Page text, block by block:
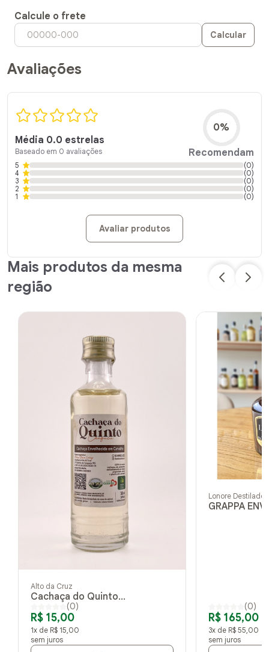
Calcule o frete
Calcular
Avaliações
Média 0.0 estrelas
Baseado em 0 avaliações
0%
Recomendam
5
(0)
4
(0)
3
(0)
2
(0)
1
(0)
Avaliar produtos
Mais produtos da mesma
região
Alto da Cruz
Cachaça do Quinto
Envelhecida em Carvalho 50ml
(0)
R$ 15,00
1x de R$ 15,00
sem juros
Lonore Destilados
GRAPPA
(0)
R$ 165,00
3x de R$ 55,00
sem juros